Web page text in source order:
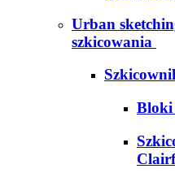
Urban
szkicowania
Bloki